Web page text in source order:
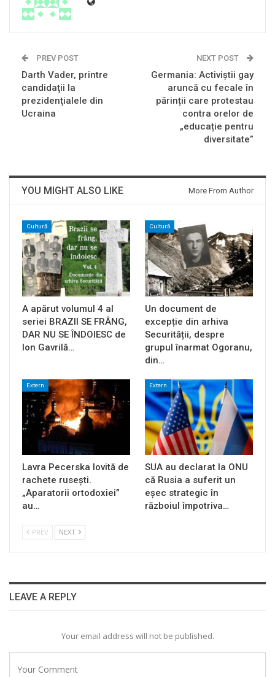
PREV POST
Darth Vader, printre
candidaţii la
prezidenţialele din
Ucraina
NEXT POST
Germania: Activiștii gay
aruncă cu fecale în
părinții care protestau
contra orelor de
„educație pentru
diversitate”
YOU MIGHT ALSO LIKE More From Author
Cultură
A apărut volumul 4 al
seriei BRAZII SE FRÂNG,
DAR NU SE ÎNDOIESC de
Ion Gavrilă…
Cultură
Un document de
excepție din arhiva
Securității, despre
grupul înarmat Ogoranu,
din…
Extern
Lavra Pecerska lovită de
rachete rusești.
„Aparatorii ortodoxiei”
au…
Extern
SUA au declarat la ONU
că Rusia a suferit un
eșec strategic în
războiul împotriva…
PREV NEXT
LEAVE A REPLY
Your email address will not be published.